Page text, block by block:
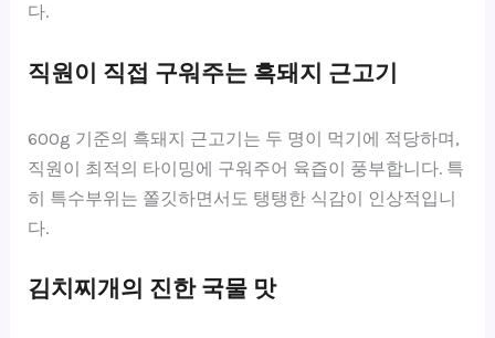
다.
직원이 직접 구워주는 흑돼지 근고기
600g 기준의 흑돼지 근고기는 두 명이 먹기에 적당하며,
직원이 최적의 타이밍에 구워주어 육즙이 풍부합니다. 특
히 특수부위는 쫄깃하면서도 탱탱한 식감이 인상적입니
다.
김치찌개의 진한 국물 맛